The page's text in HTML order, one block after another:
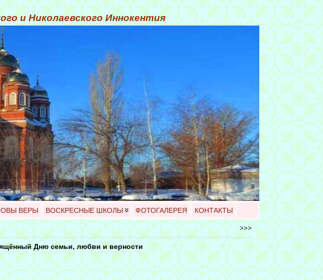
и Николаевского Иннокентия
ВЕРЫ ВОСКРЕСНЫЕ ШКОЛЫ ФОТОГАЛЕРЕЯ КОНТАКТЫ
>>>
Дню семьи, любви и верности